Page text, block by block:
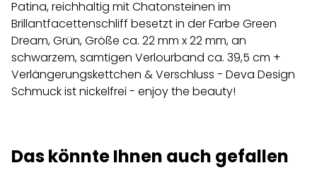
Patina, reichhaltig mit Chatonsteinen im
Brillantfacettenschliff besetzt in der Farbe Green
Dream, Grün, Größe ca. 22 mm x 22 mm, an
schwarzem, samtigen Verlourband ca. 39,5 cm +
Verlängerungskettchen & Verschluss - Deva Design
Schmuck ist nickelfrei - enjoy the beauty!
Das könnte Ihnen auch gefallen